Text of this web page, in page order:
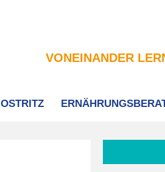
VONEINANDER
OSTRITZ